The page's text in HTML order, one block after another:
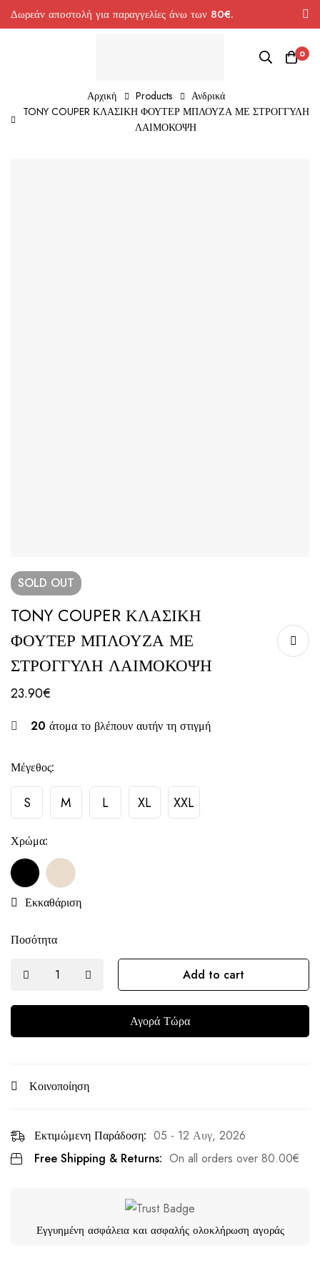
Δωρεάν αποστολή για παραγγελίες άνω των 80€.
0
Αρχική Products
Ανδρικά
TONY COUPER ΚΛΑΣΙΚΗ ΦΟΥΤΕΡ ΜΠΛΟΥΖΑ ΜΕ ΣΤΡΟΓΓΥΛΗ
ΛΑΙΜΟΚΟΨΗ
SOLD OUT
TONY COUPER ΚΛΑΣΙΚΗ
ΦΟΥΤΕΡ ΜΠΛΟΥΖΑ ΜΕ
ΣΤΡΟΓΓΥΛΗ ΛΑΙΜΟΚΟΨΗ
23.90€
20 άτομα το βλέπουν αυτήν τη στιγμή
Μέγεθος:
S M L XL XXL
Χρώμα:
Εκκαθάριση
Ποσότητα
Add to cart
Αγορά Τώρα
Κοινοποίηση
Εκτιμώμενη Παράδοση: 05 - 12 Αυγ, 2026
Free Shipping & Returns: On all orders over 80.00€
Εγγυημένη ασφάλεια και ασφαλής ολοκλήρωση αγοράς